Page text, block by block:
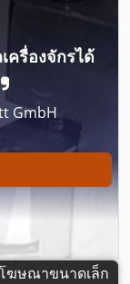
ครื่องจักรได้
GmbH
ฆษณาขนาดเล็ก